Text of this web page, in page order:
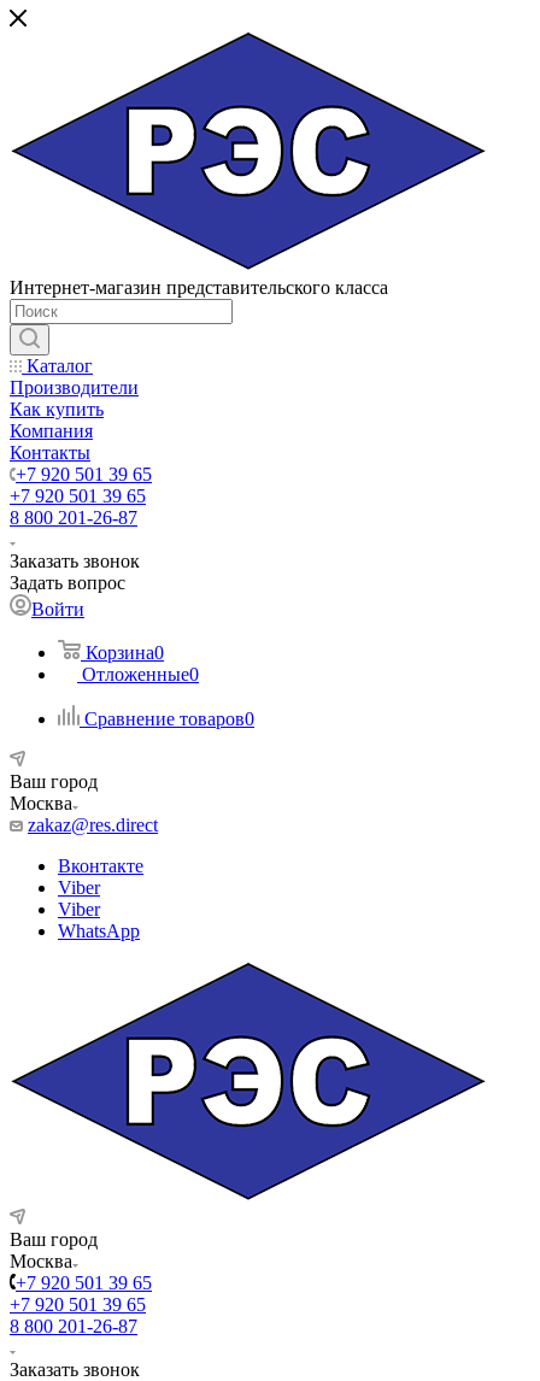
Интернет-магазин представительского класса
Каталог
Производители
Как купить
Компания
Контакты
+7 920 501 39 65
+7 920 501 39 65
8 800 201-26-87
Заказать звонок
Задать вопрос
Войти
Корзина0
Отложенные0
Сравнение товаров0
Ваш город
Москва
zakaz@res.direct
Вконтакте
Viber
Viber
WhatsApp
Ваш город
Москва
+7 920 501 39 65
+7 920 501 39 65
8 800 201-26-87
Заказать звонок